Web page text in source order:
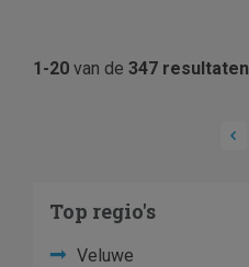
1-20 van de 347 resultaten
Top regio's
Veluwe